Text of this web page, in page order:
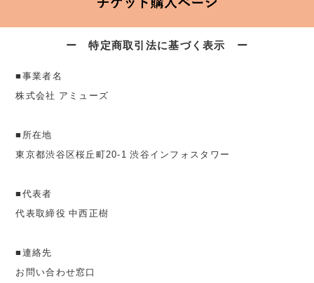
ー 特定商取引法に基づく表示 ー
■事業者名
株式会社 アミューズ
■所在地
東京都渋谷区桜丘町20-1 渋谷インフォスタワー
■代表者
代表取締役 中西正樹
■連絡先
お問い合わせ窓口